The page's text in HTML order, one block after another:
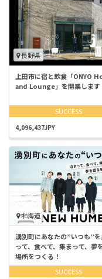
長野県
上田市に宿と飲食「ONYO
and Lounge」を開業します
SUCCESS
4,096,437JPY
北海道
湧別町にあなたの”いつも”を
って、食べて、集まって、夢
場所をつくる！
SUCCESS